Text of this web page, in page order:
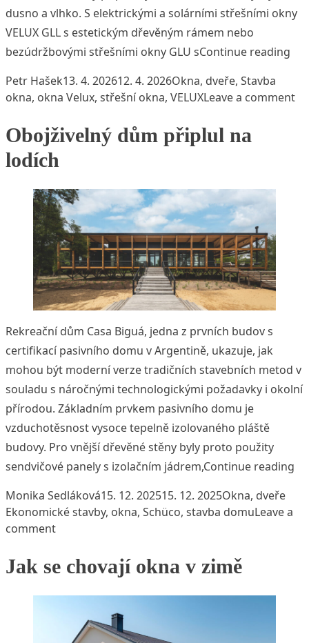
dusno a vlhko. S elektrickými a solárními střešními okny
VELUX GLL s estetickým dřevěným rámem nebo
bezúdržbovými střešními okny GLU sContinue reading
Posted by
Petr Hašek13. 4. 202612. 4. 2026Posted in
Okna, dveře, Stavba
okna, okna Velux, střešní okna, VELUXLeave a comment
Obojživelný dům připlul na
lodích
Rekreační dům Casa Biguá, jedna z prvních budov s
certifikací pasivního domu v Argentině, ukazuje, jak
mohou být moderní verze tradičních stavebních metod v
souladu s náročnými technologickými požadavky i okolní
přírodou. Základním prvkem pasivního domu je
vzduchotěsnost vysoce tepelně izolovaného pláště
budovy. Pro vnější dřevěné stěny byly proto použity
sendvičové panely s izolačním jádrem,Continue reading
Posted by
Monika Sedláková15. 12. 202515. 12. 2025Posted in
Okna, dveře
Ekonomické stavby, okna, Schüco, stavba domuLeave a
commenton Obojživelný dům připlul na lodích
Jak se chovají okna v zimě